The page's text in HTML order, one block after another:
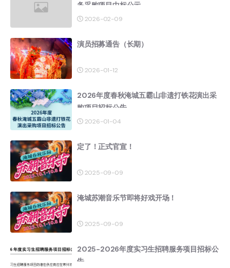
务采购项目中标公示
2026-02-09
演员招募通告（长期）
2026-01-12
2026年度春秋淹城五霸山非遗打铁花演出采
购项目招标公告
2026-01-04
定了！正式官宣！
2025-09-09
淹城苏潮音乐节即将好戏开场！
2025-09-09
2025-2026年度实习生招聘服务项目招标公
告